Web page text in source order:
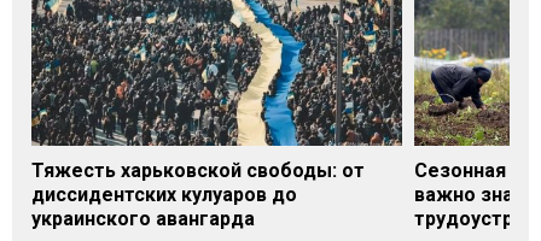
Тяжесть харьковской свободы: от
диссидентских кулуаров до
украинского авангарда
Сезонная
важно знать